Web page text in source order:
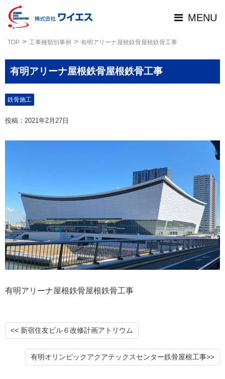
MENU
TOP 工事種類別事例 有明アリーナ屋根鉄骨屋根鉄骨工事
有明アリーナ屋根鉄骨屋根鉄骨工事
鉄骨施工
投稿：2021年2月27日
有明アリーナ屋根鉄骨屋根鉄骨工事
<< 新宿住友ビル６改修計画アトリウム
有明オリンピックアクアテックスセンター鉄骨屋根工事>>